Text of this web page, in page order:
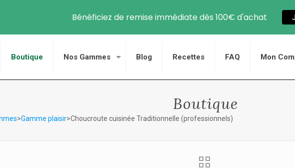
Boutique Nos Gammes Blog Recettes FAQ Mon
Boutique
>Gamme plaisir>Choucroute cuisinée Traditionnelle (professionnels)
Bénéficiez de remise immédiate dès 100€ d'achat